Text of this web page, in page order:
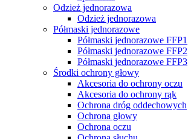
Odzież jednorazowa
Odzież jednorazowa
Półmaski jednorazowe
Półmaski jednorazowe FFP1
Półmaski jednorazowe FFP2
Półmaski jednorazowe FFP3
Środki ochrony głowy
Akcesoria do ochrony oczu
Akcesoria do ochrony rąk
Ochrona dróg oddechowych
Ochrona głowy
Ochrona oczu